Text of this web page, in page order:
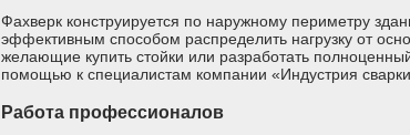
Фахверк конструируется по наружному периметру
эффективным способом распределить нагрузку от
желающие купить стойки или разработать
помощью к специалистам компании «Индустрия
Работа профессионалов